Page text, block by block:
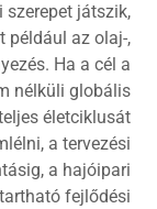
szerepet játszik,
például az olaj-,
Ha a cél a
nélküli globális
életciklusát
a tervezési
a hajóipari
fejlődési